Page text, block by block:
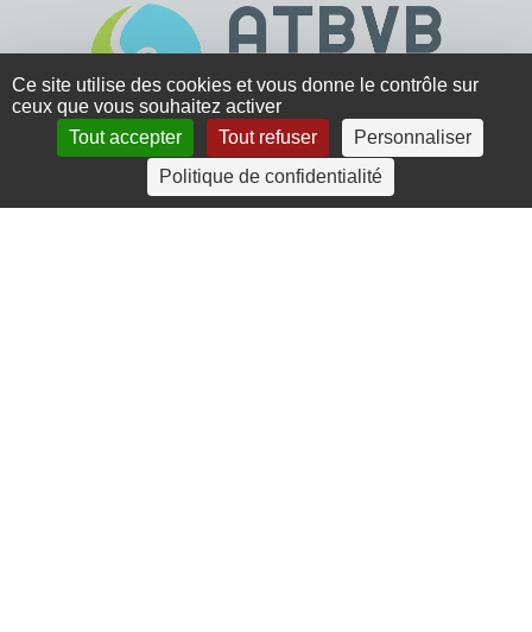
4 rue Crec’h-Ugen
22810 Belle Isle en Terre
Ce site utilise des cookies et vous donne le contrôle sur
ceux que vous souhaitez activer
Tout accepter
Tout refuser
Personnaliser
Politique de confidentialité